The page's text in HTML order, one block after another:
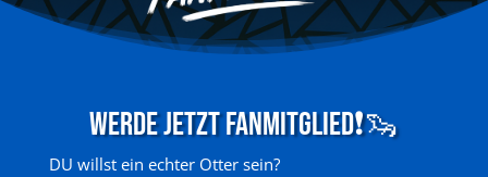
Werde jetzt Fanmitglied❗🦦
DU willst ein echter Otter sein?